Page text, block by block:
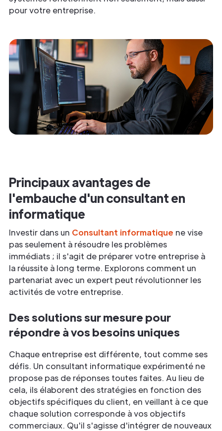
pour votre entreprise.
Principaux avantages de
l'embauche d'un consultant en
informatique
Investir dans un Consultant informatique ne vise
pas seulement à résoudre les problèmes
immédiats ; il s'agit de préparer votre entreprise à
la réussite à long terme. Explorons comment un
partenariat avec un expert peut révolutionner les
activités de votre entreprise.
Des solutions sur mesure pour
répondre à vos besoins uniques
Chaque entreprise est différente, tout comme ses
défis. Un consultant informatique expérimenté ne
propose pas de réponses toutes faites. Au lieu de
cela, ils élaborent des stratégies en fonction des
objectifs spécifiques du client, en veillant à ce que
chaque solution corresponde à vos objectifs
commerciaux. Qu'il s'agisse d'intégrer de nouveaux